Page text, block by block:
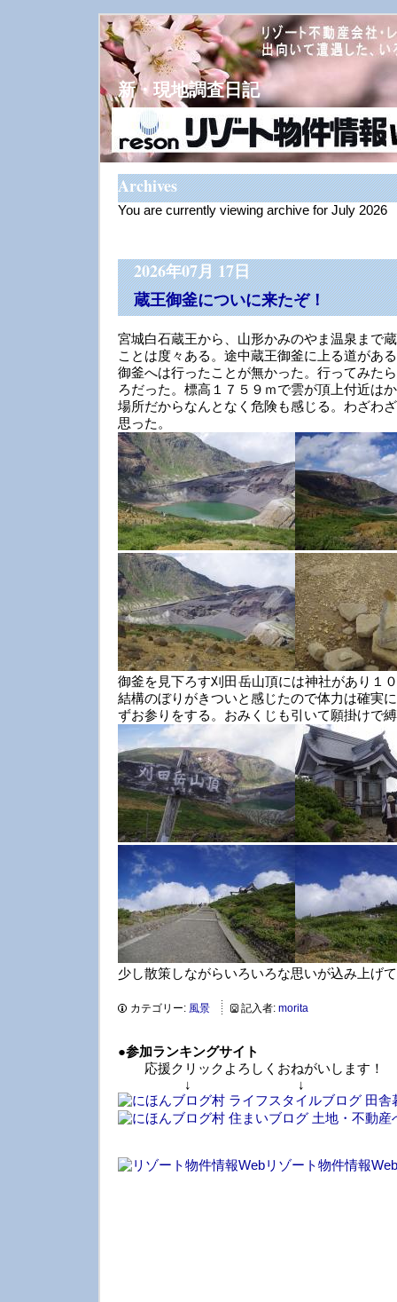
新・現地調査日記
Archives
You are currently viewing archive for July 2026
2026年07月 17日
蔵王御釜についに来たぞ！
宮城白石蔵王から、山形かみのやま温泉まで
ことは度々ある。途中蔵王御釜に上る道があ
御釜へは行ったことが無かった。行ってみた
ろだった。標高１７５９ｍで雲が頂上付近は
場所だからなんとなく危険も感じる。わざわ
思った。
御釜を見下ろす刈田岳山頂には神社があり１
結構のぼりがきついと感じたので体力は確実
ずお参りをする。おみくじも引いて願掛けで
少し散策しながらいろいろな思いが込み上げ
カテゴリー: 風景 記入者: morita
●参加ランキングサイト
応援クリックよろしくおねがいします！
↓ ↓
リゾート物件情報